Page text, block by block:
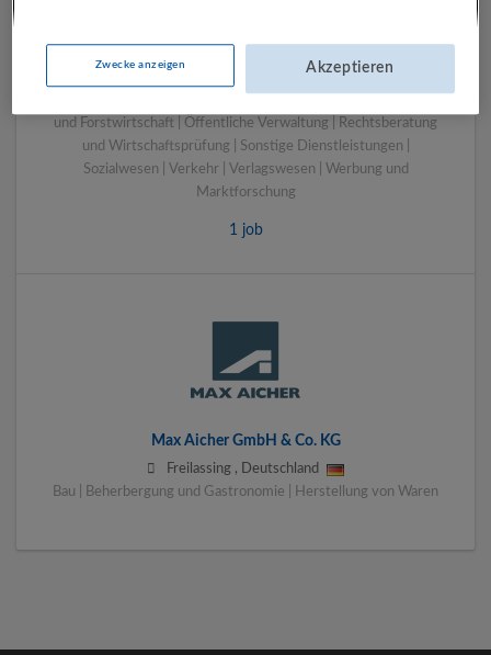
Gesundheitswesen | Herstellung von Waren | IT-
und Forstwirtschaft | Öffentliche Verwaltung | Rechtsberatung
und Wirtschaftsprüfung | Sonstige Dienstleistungen |
Sozialwesen | Verkehr | Verlagswesen | Werbung und
Marktforschung
1 job
Max Aicher GmbH & Co. KG
Freilassing ,
Deutschland
Bau | Beherbergung und Gastronomie | Herstellung von Waren
Zwecke anzeigen Akzeptieren